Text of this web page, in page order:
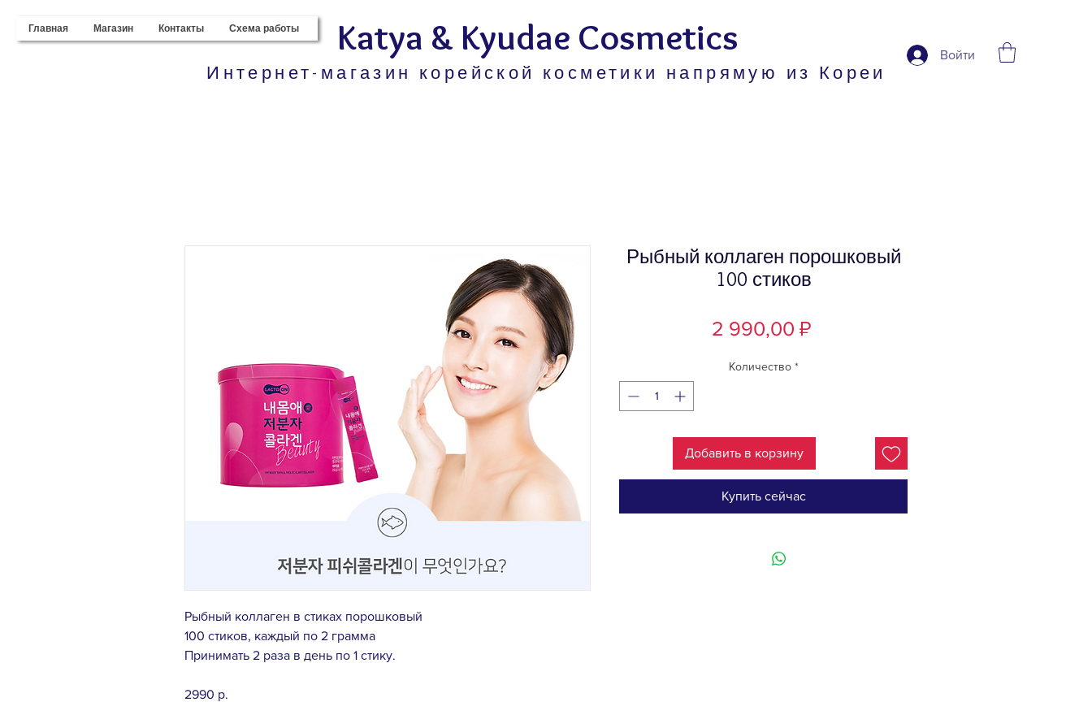
Главная Магазин Контакты Схема работы
Войти
Katya & Kyudae Cosmetics
Интернет-магазин корейской косметики напрямую из Кореи
Рыбный коллаген в стиках порошковый
100 стиков, каждый по 2 грамма
Принимать 2 раза в день по 1 стику.
2990 р.
Рыбный коллаген порошковый
100 стиков
2 990,00 ₽Цена
Количество *
Добавить в корзину
Купить сейчас